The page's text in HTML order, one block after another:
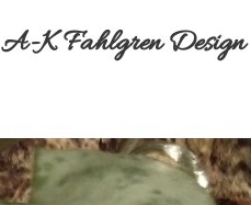
A-K Fahlgren Design